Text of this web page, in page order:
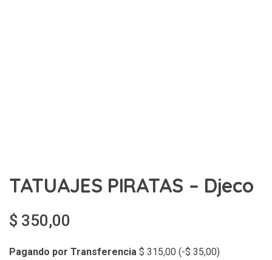
TATUAJES PIRATAS – Djeco
$ 350,00
Pagando por Transferencia $ 315,00 (-$ 35,00)